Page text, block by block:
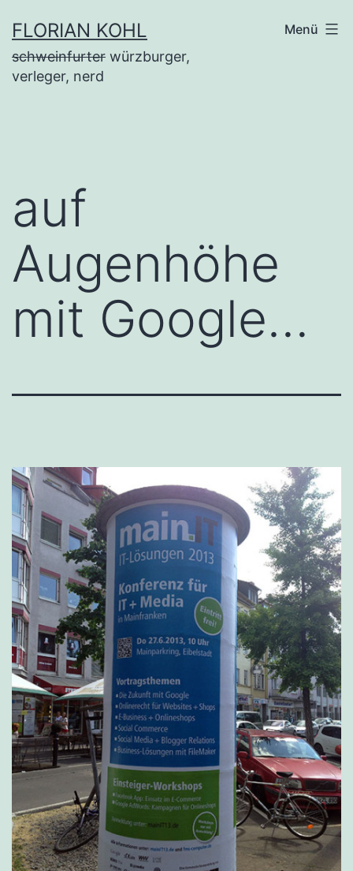
Inhalt
springen
FLORIAN KOHL
schweinfurter würzburger,
verleger, nerd
Menü
auf
Augenhöhe
mit Google…